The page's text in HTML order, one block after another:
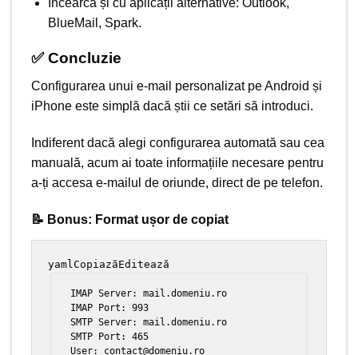
BlueMail, Spark.
✅ Concluzie
Configurarea unui e-mail personalizat pe Android și
iPhone este simplă dacă știi ce setări să introduci.
Indiferent dacă alegi configurarea automată sau cea
manuală, acum ai toate informațiile necesare pentru
a-ți accesa e-mailul de oriunde, direct de pe telefon.
📝 Bonus: Format ușor de copiat
yamlCopiazăEditează
IMAP Server: mail.domeniu.ro
IMAP Port: 993
SMTP Server: mail.domeniu.ro
SMTP Port: 465
User: contact@domeniu.ro